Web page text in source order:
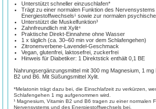
Unterstützt schneller einzuschlafen*
Trägt zu einer normalen Funktion des Nervensystems
Energiestoffwechsels¹ sowie zur normalen
Unterstützt die Muskelfunktion³
Zahnfreundlich mit Xylit⁴
Praktische Direkt-Einnahme ohne Wasser
1 x täglich (ca. 30–60 min vor dem Schlafengehen)
Zitronenverbene-Lavendel-Geschmack
Vegan, glutenfrei, laktosefrei, zuckerfrei
Hinweis für Diabetiker: 1 Direktstick enthält 0,1 BE
Nahrungsergänzungsmittel mit 300 mg Magnesium, 1 mg
B2 und B6. Mit Süßungsmittel Xylit.
*Melatonin trägt dazu bei, die Einschlafzeit zu verkürzen,
Schlafengehen 1 mg aufgenommen wird.
¹ Magnesium, Vitamin B2 und B6 tragen zu einer normalen
Nervensystems und des Energiestoffwechsels bei.